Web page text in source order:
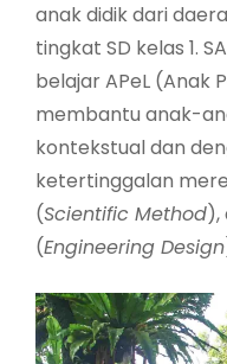
anak didik dari
tingkat SD kelas 1.
belajar APeL (Anak
membantu anak-
kontekstual dan
ketertinggalan
(Scientific Method),
(Engineering Design